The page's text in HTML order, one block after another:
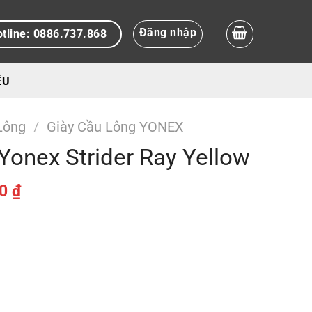
0886.737.868 Đăng nhập
/ Giày Cầu Lông YONEX
Strider Ray Yellow
₫.
₫Giá
hiện
số lượng